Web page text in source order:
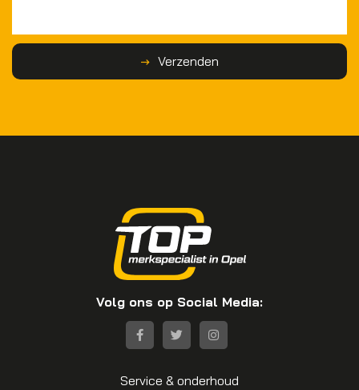
Verzenden
Volg ons op Social Media:
Service & onderhoud